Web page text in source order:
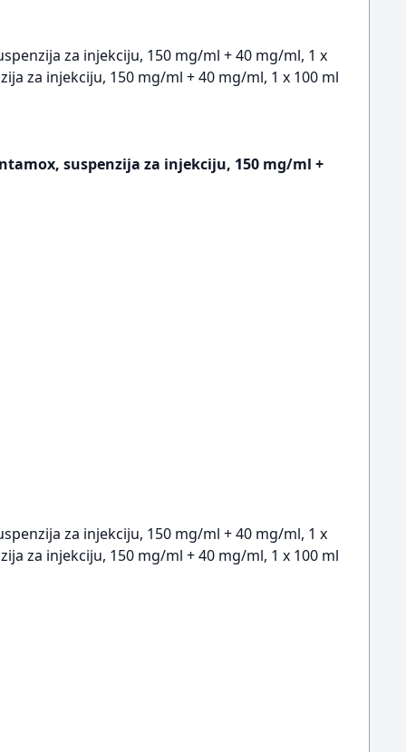
za injekciju, 150 mg/ml + 40 mg/ml, 1 x
za injekciju, 150 mg/ml + 40 mg/ml, 1 x 100 ml
suspenzija za injekciju, 150 mg/ml +
za injekciju, 150 mg/ml + 40 mg/ml, 1 x
za injekciju, 150 mg/ml + 40 mg/ml, 1 x 100 ml